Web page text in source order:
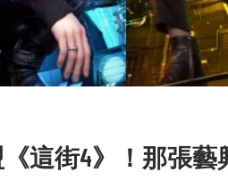
這街4》！那張藝